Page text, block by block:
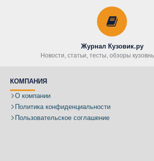
Журнал Кузовик.ру
Новости, статьи, тесты, обзоры
КОМПАНИЯ
О компании
Политика конфиденциальности
Пользовательское соглашение